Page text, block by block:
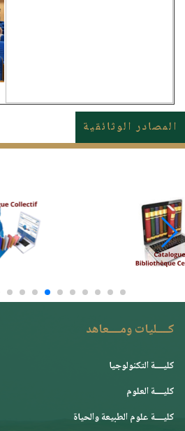
المصادر الوثائقية
كــــليات ومــــعاهد
كليــــة التكنولوجيا
كليــــة العلوم
كليــــة علوم الطبيعة والحياة